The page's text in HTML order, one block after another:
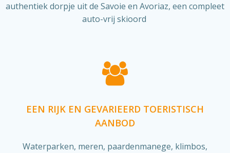
authentiek dorpje uit de Savoie en Avoriaz, een compleet
auto-vrij skioord
EEN RIJK EN GEVARIEERD TOERISTISCH
AANBOD
Waterparken, meren, paardenmanege, klimbos,